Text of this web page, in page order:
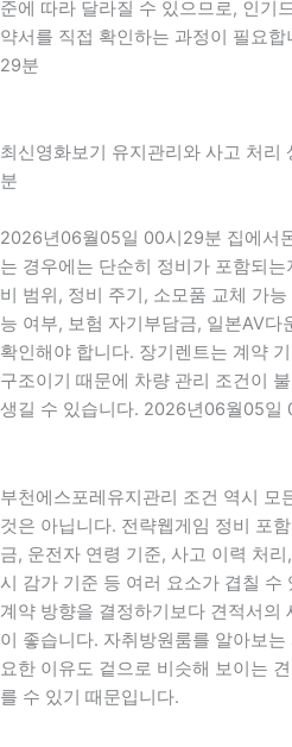
준에 따라 달라질 수 있으므로, 인기
약서를 직접 확인하는 과정이 필요
29분
최신영화보기 유지관리와 사고 처
분
2026년06월05일 00시29분 집에서
는 경우에는 단순히 정비가 포함되
비 범위, 정비 주기, 소모품 교체 가
능 여부, 보험 자기부담금, 일본AV다
확인해야 합니다. 장기렌트는 계약
구조이기 때문에 차량 관리 조건이
생길 수 있습니다. 2026년06월05일
부천에스포레유지관리 조건 역시 모
것은 아닙니다. 전략웹게임 정비 포
금, 운전자 연령 기준, 사고 이력 처
시 감가 기준 등 여러 요소가 겹칠 수
계약 방향을 결정하기보다 견적서의
이 좋습니다. 자취방원룸를 알아보
요한 이유도 겉으로 비슷해 보이는
를 수 있기 때문입니다.